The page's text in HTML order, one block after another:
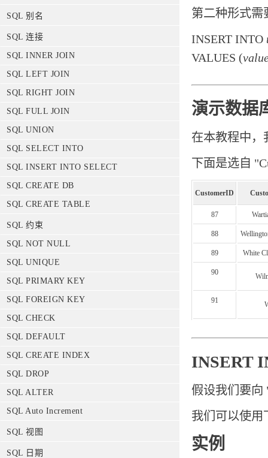
SQL 别名
SQL 连接
SQL INNER JOIN
SQL LEFT JOIN
SQL RIGHT JOIN
SQL FULL JOIN
SQL UNION
SQL SELECT INTO
SQL INSERT INTO SELECT
SQL CREATE DB
SQL CREATE TABLE
SQL 约束
SQL NOT NULL
SQL UNIQUE
SQL PRIMARY KEY
SQL FOREIGN KEY
SQL CHECK
SQL DEFAULT
SQL CREATE INDEX
SQL DROP
SQL ALTER
SQL Auto Increment
SQL 视图
SQL 日期
第二种形式需
INSERT INTO
VALUES (
演示数据
在本教程中，
下面是选自
CustomerID
87
88
89 White
90
91
INSERT
假设我们要向
我们可以使用
实例